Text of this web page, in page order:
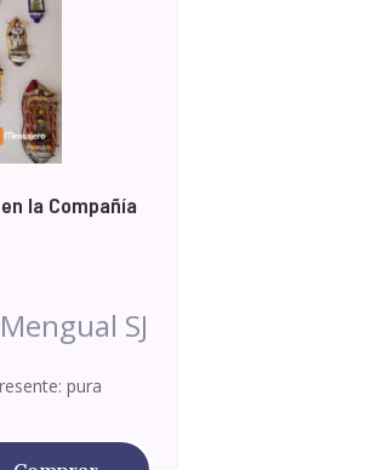
la Compañía
SJ
pura